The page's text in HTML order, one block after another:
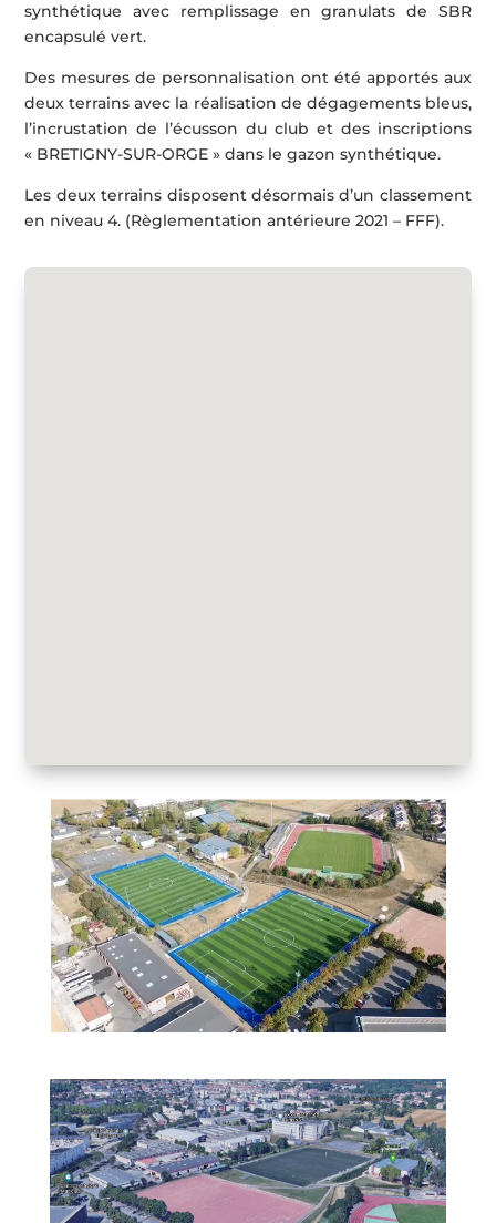
synthétique avec remplissage en granulats de SBR
encapsulé vert.
Des mesures de personnalisation ont été apportés aux
deux terrains avec la réalisation de dégagements bleus,
l’incrustation de l’écusson du club et des inscriptions
« BRETIGNY-SUR-ORGE » dans le gazon synthétique.
Les deux terrains disposent désormais d’un classement
en niveau 4. (Règlementation antérieure 2021 – FFF).